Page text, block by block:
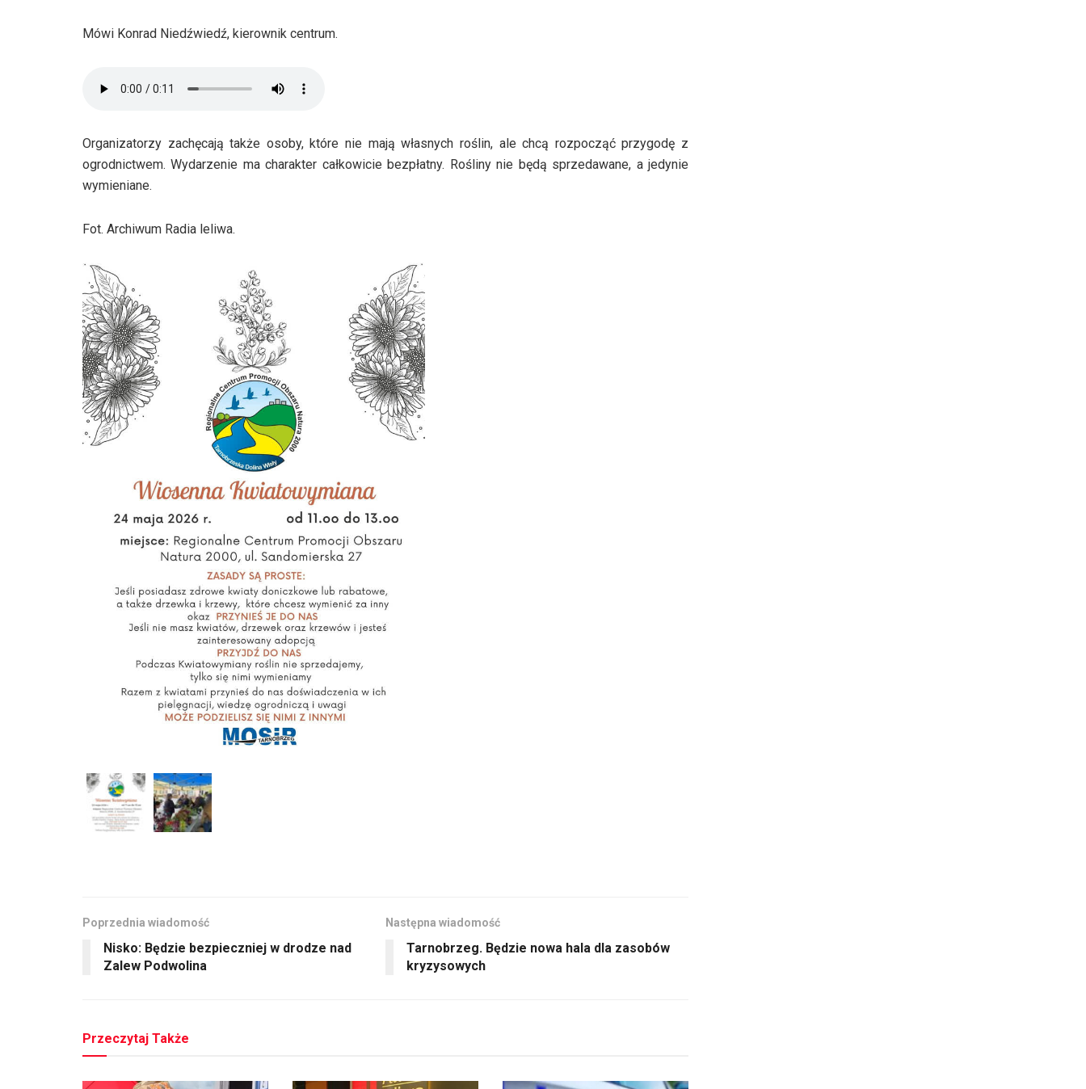
Mówi Konrad Niedźwiedź, kierownik centrum.
Organizatorzy zachęcają także osoby, które nie mają własnych roślin, ale chcą rozpocząć przygodę z
ogrodnictwem. Wydarzenie ma charakter całkowicie bezpłatny. Rośliny nie będą sprzedawane, a jedynie
wymieniane.
Fot. Archiwum Radia leliwa.
Poprzednia wiadomość
Nisko: Będzie bezpieczniej w drodze nad
Zalew Podwolina
Następna wiadomość
Tarnobrzeg. Będzie nowa hala dla zasobów
kryzysowych
Przeczytaj Także